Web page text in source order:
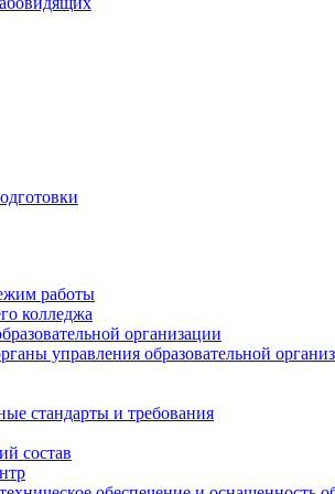
работы
колледжа
организации
управления образовательной
стандарты и требования
состав